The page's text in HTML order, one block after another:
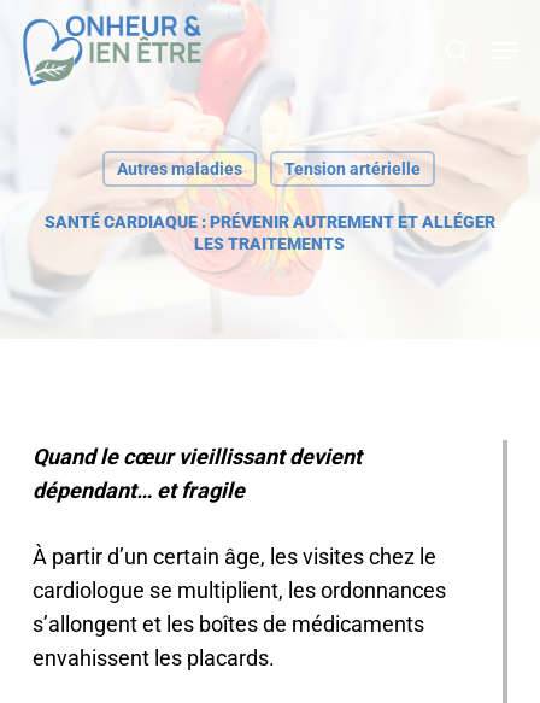
Skip
content
Autres maladies Tension artérielle
SANTÉ CARDIAQUE : PRÉVENIR AUTREMENT ET ALLÉGER
LES TRAITEMENTS
Quand le cœur vieillissant devient
dépendant… et fragile
À partir d’un certain âge, les visites chez le
cardiologue se multiplient, les ordonnances
s’allongent et les boîtes de médicaments
envahissent les placards.